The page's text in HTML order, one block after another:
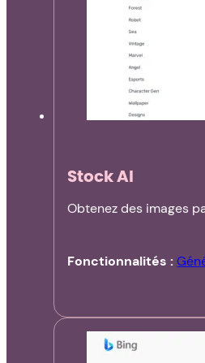
Stock AI
Obtenez des images
Fonctionnalités :